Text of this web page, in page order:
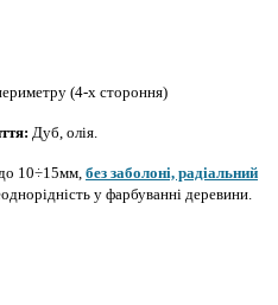
(4-х стороння)
Дуб, олія.
10÷15мм, без заболоні, радіальний
у фарбуванні деревини.